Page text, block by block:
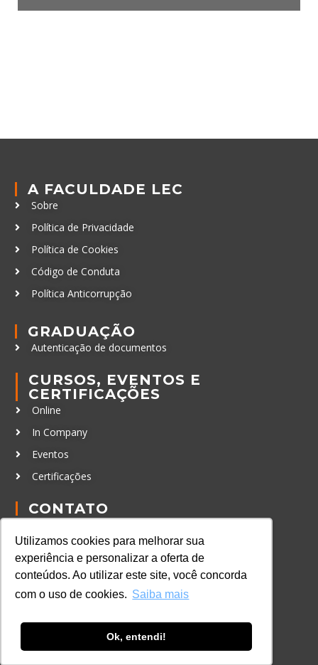
Utilizamos cookies para melhorar sua
experiência e personalizar a oferta de
conteúdos. Ao utilizar este site, você concorda
com o uso de cookies. Saiba mais
Ok, entendi!
A FACULDADE LEC
Sobre
Política de Privacidade
Política de Cookies
Código de Conduta
Política Anticorrupção
GRADUAÇÃO
Autenticação de documentos
CURSOS, EVENTOS E
CERTIFICAÇÕES
Online
In Company
Eventos
Certificações
CONTATO
+55 11 98924-8322
contato@lec.com.br
Consulte aqui o cadastro da Instituição no
Sistema e-MEC